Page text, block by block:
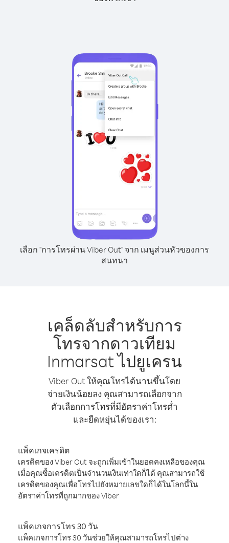
เลือก "การโทรผ่าน Viber Out" จาก เมนูส่วนหัวของการ
สนทนา
เคล็ดลับสำหรับการ
โทรจากดาวเทียม
Inmarsat ไปยูเครน
Viber Out ให้คุณโทรได้นานขึ้นโดย
จ่ายเงินน้อยลง คุณสามารถเลือกจาก
ตัวเลือกการโทรที่มีอัตราค่าโทรต่ำ
และยืดหยุ่นได้ของเรา:
แพ็คเกจเครดิต
เครดิตของ Viber Out จะถูกเพิ่มเข้าในยอดคงเหลือของคุณ
เมื่อคุณซื้อเครดิตเป็นจำนวนเงินเท่าใดก็ได้ คุณสามารถใช้
เครดิตของคุณเพื่อโทรไปยังหมายเลขใดก็ได้ในโลกนี้ใน
อัตราค่าโทรที่ถูกมากของ Viber
แพ็คเกจการโทร 30 วัน
แพ็คเกจการโทร 30 วันช่วยให้คุณสามารถโทรไปต่าง